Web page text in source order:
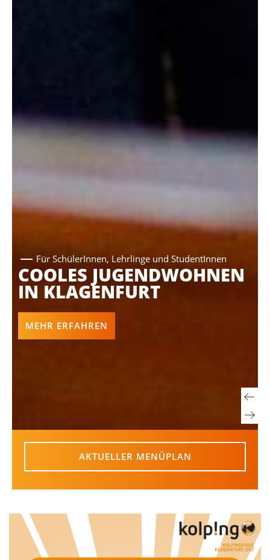
Für SchülerInnen, Lehrlinge und StudentInnen
COOLES JUGENDWOHNEN
IN KLAGENFURT
MEHR ERFAHREN
AKTUELLER MENÜPLAN